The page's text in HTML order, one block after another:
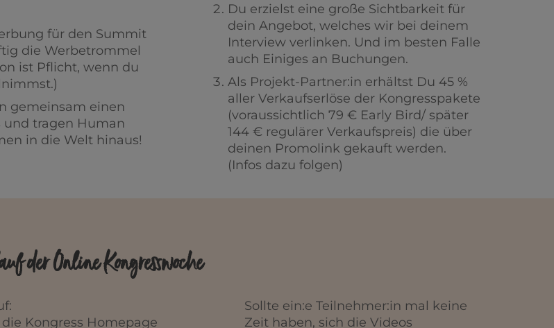
für den Summit
die Werbetrommel
ist Pflicht, wenn du
gemeinsam einen
und tragen Human
in die Welt hinaus!
Du erzielst eine große Sichtbarkeit für
dein Angebot, welches wir bei deinem
Interview verlinken. Und im besten Falle
auch Einiges an Buchungen.
Als Projekt-Partner:in erhältst Du 45 %
aller Verkaufserlöse der Kongresspakete
(voraussichtlich 79 € Early Bird/ später
144 € regulärer Verkaufspreis) die über
deinen Promolink gekauft werden.
(Infos dazu folgen)
der Online Kongresswoche
die Kongress Homepage
Sollte ein:e Teilnehmer:in mal keine
Zeit haben, sich die Videos